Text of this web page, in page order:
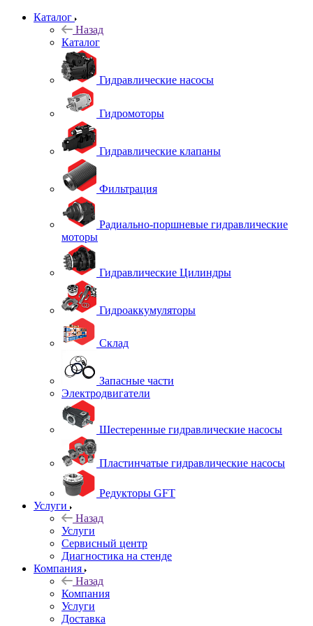
Каталог
Назад
Каталог
Гидравлические насосы
Гидромоторы
Гидравлические клапаны
Фильтрация
Радиально-поршневые гидравлические
моторы
Гидравлические Цилиндры
Гидроаккумуляторы
Склад
Запасные части
Электродвигатели
Шестеренные гидравлические насосы
Пластинчатые гидравлические насосы
Редукторы GFT
Услуги
Назад
Услуги
Сервисный центр
Диагностика на стенде
Компания
Назад
Компания
Услуги
Доставка